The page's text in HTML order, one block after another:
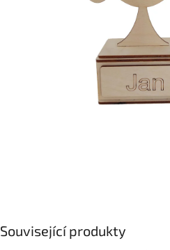
Související produkty